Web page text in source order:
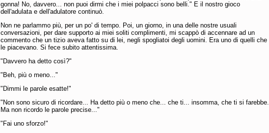
gonna! No, davvero... non puoi dirmi che i miei polpacci sono belli." E il nostro gioco
dell'adulata e dell'adulatore continuò.
Non ne parlammo più, per un po' di tempo. Poi, un giorno, in una delle nostre usuali
conversazioni, per dare supporto ai miei soliti complimenti, mi scappò di accennare ad un
commento che un tizio aveva fatto su di lei, negli spogliatoi degli uomini. Era uno di quelli che
le piacevano. Si fece subito attentissima.
"Davvero ha detto così?"
"Beh, più o meno..."
"Dimmi le parole esatte!"
"Non sono sicuro di ricordare... Ha detto più o meno che... che ti... insomma, che ti si farebbe.
Ma non ricordo le parole precise..."
"Fai uno sforzo!"